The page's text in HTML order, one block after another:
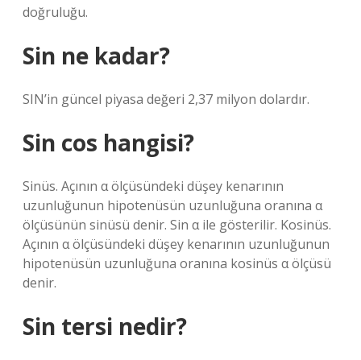
doğruluğu.
Sin ne kadar?
SIN’in güncel piyasa değeri 2,37 milyon dolardır.
Sin cos hangisi?
Sinüs. Açının α ölçüsündeki düşey kenarının
uzunluğunun hipotenüsün uzunluğuna oranına α
ölçüsünün sinüsü denir. Sin α ile gösterilir. Kosinüs.
Açının α ölçüsündeki düşey kenarının uzunluğunun
hipotenüsün uzunluğuna oranına kosinüs α ölçüsü
denir.
Sin tersi nedir?